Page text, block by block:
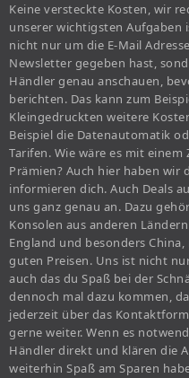
Keine versteckte Kosten, wir
unserer wichtigsten Aufgaben
nicht nur um die E-Mail
Newsletter gegeben hast,
Händler genau anschauen,
berichten. Das kann zum
Kleingedruckten weitere
Beispiel die Datenautomatik
Tarifen. Wie wäre es mit
Prämien? Auch hier haben wir
informieren dich. Auch Deals
uns ganz genau an. Dazu
Konsolen aus anderen
England und besonders
guten Preisen. Uns ist nicht
auch das du Spaß bei der
dennoch mal dazu kommen,
jederzeit über das
gerne weiter. Wenn es
Händler direkt und klären die
weiterhin Spaß am Sparen